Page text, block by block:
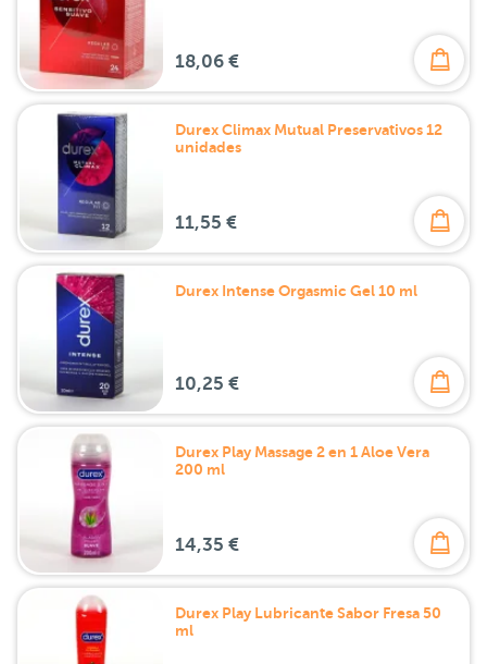
18,06 €
Durex Climax Mutual Preservativos 12
unidades
11,55 €
Durex Intense Orgasmic Gel 10 ml
10,25 €
Durex Play Massage 2 en 1 Aloe Vera
200 ml
14,35 €
Durex Play Lubricante Sabor Fresa 50
ml